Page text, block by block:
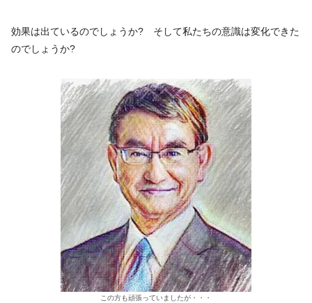
効果は出ているのでしょうか? そして私たちの意識は変化できた
のでしょうか?
この方も頑張っていましたが・・・